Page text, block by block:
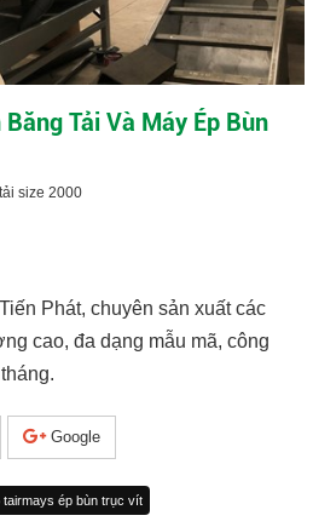
Tải Và Máy Ép Bùn
size 2000
Phát, chuyên sản xuất các
cao, đa dạng mẫu mã, công
Google
tairmays ép bùn trục vít